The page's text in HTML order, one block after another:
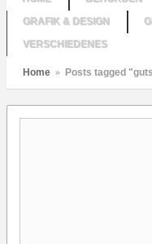
GRAFIK & DESIGN
VERSCHIEDENES
Home » Posts tagged